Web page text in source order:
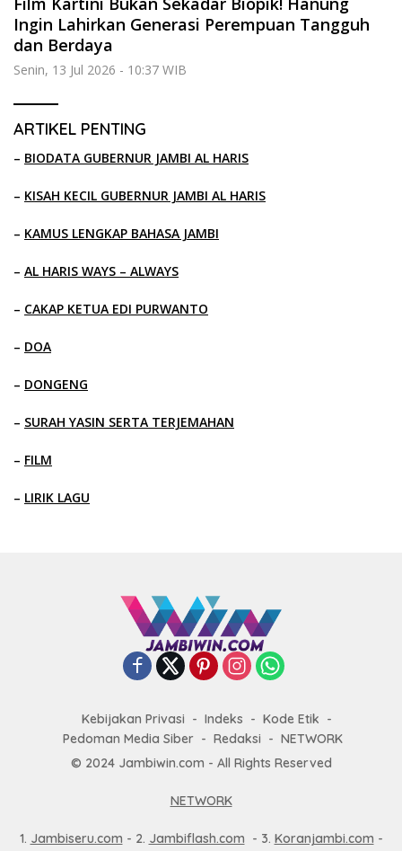
Ingin Lahirkan Generasi Perempuan Tangguh
dan Berdaya
Senin, 13 Jul 2026 - 10:37 WIB
ARTIKEL PENTING
– BIODATA GUBERNUR JAMBI AL HARIS
– KISAH KECIL GUBERNUR JAMBI AL HARIS
– KAMUS LENGKAP BAHASA JAMBI
– AL HARIS WAYS – ALWAYS
– CAKAP KETUA EDI PURWANTO
– DOA
– DONGENG
– SURAH YASIN SERTA TERJEMAHAN
– FILM
– LIRIK LAGU
Kebijakan Privasi Indeks
Kode Etik
Pedoman Media Siber
Redaksi
NETWORK
© 2024 Jambiwin.com - All Rights Reserved
NETWORK
1. Jambiseru.com - 2. Jambiflash.com - 3. Koranjambi.com -